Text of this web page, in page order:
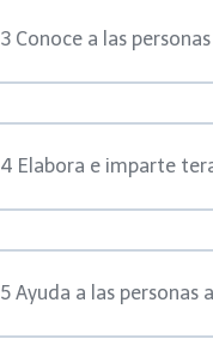
3 Conoce a las
4 Elabora e imparte
5 Ayuda a las personas